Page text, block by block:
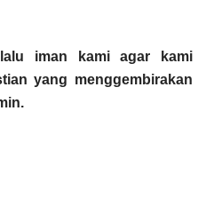
iman kami agar kami
yang menggembirakan